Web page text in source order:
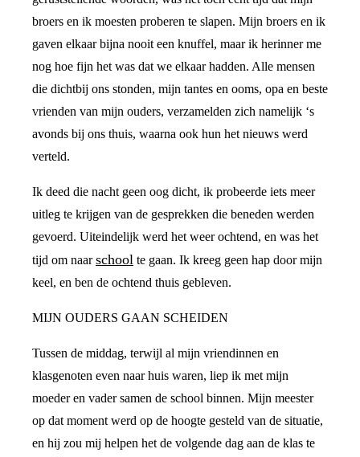
broers en ik moesten proberen te slapen. Mijn broers en ik
gaven elkaar bijna nooit een knuffel, maar ik herinner me
nog hoe fijn het was dat we elkaar hadden. Alle mensen
die dichtbij ons stonden, mijn tantes en ooms, opa en beste
vrienden van mijn ouders, verzamelden zich namelijk ‘s
avonds bij ons thuis, waarna ook hun het nieuws werd
verteld.
Ik deed die nacht geen oog dicht, ik probeerde iets meer
uitleg te krijgen van de gesprekken die beneden werden
gevoerd. Uiteindelijk werd het weer ochtend, en was het
tijd om naarschool te gaan. Ik kreeg geen hap door mijn
keel, en ben de ochtend thuis gebleven.
MIJN OUDERS GAAN SCHEIDEN
Tussen de middag, terwijl al mijn vriendinnen en
klasgenoten even naar huis waren, liep ik met mijn
moeder en vader samen de school binnen. Mijn meester
op dat moment werd op de hoogte gesteld van de situatie,
en hij zou mij helpen het de volgende dag aan de klas te